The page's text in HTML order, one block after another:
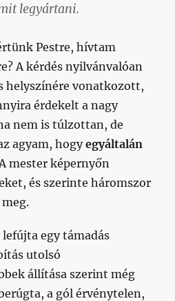
legyártani.
Pestre, hívtam
A kérdés nyilvánvalóan
helyszínére vonatkozott,
érdekelt a nagy
nem is túlzottan, de
agyam, hogyegyáltalán
A mester képernyőn
és szerinte háromszor
egy támadás
utolsó
állítása szerint még
a gól érvénytelen,